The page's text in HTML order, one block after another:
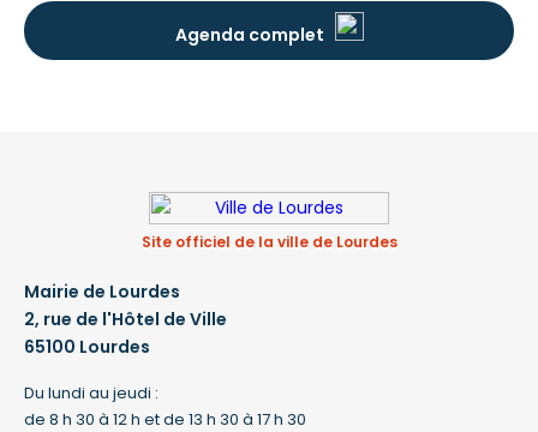
Agenda complet
Site officiel de la ville de Lourdes
Mairie de Lourdes
2, rue de l'Hôtel de Ville
65100 Lourdes
Du lundi au jeudi :
de 8 h 30 à 12 h et de 13 h 30 à 17 h 30